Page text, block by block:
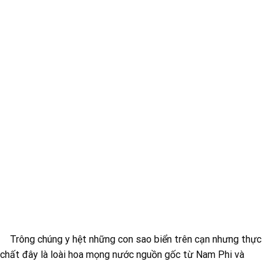
Trông chúng y hệt những con sao biển trên cạn nhưng thực
chất đây là loài hoa mọng nước nguồn gốc từ Nam Phi và